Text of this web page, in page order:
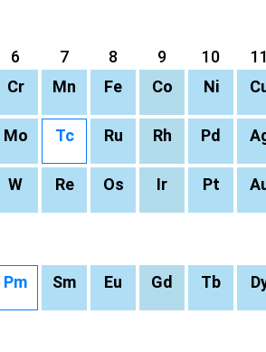
6 7 8 9 10 11
Cr Mn Fe Co Ni
Mo Tc Ru Rh Pd
W Re Os Ir Pt
Pm Sm Eu Gd Tb